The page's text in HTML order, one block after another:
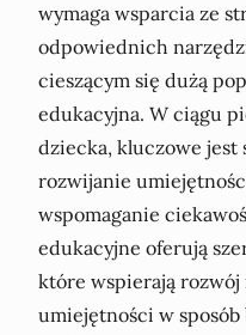
wymaga wsparcia ze
odpowiednich
cieszącym się dużą
edukacyjna. W ciągu
dziecka, kluczowe jest
rozwijanie
wspomaganie
edukacyjne oferują
które wspierają rozwój
umiejętności w